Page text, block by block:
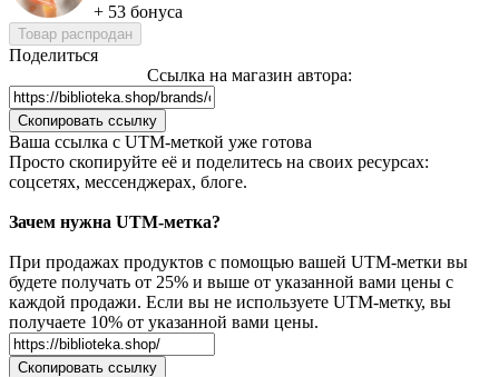
+ 53 бонуса
Товар распродан
Поделиться
Ссылка на магазин автора:
Скопировать ссылку
Ваша сcылка с UTM-меткой уже готова
Просто скопируйте её и поделитесь на своих ресурсах:
соцсетях, мессенджерах, блоге.
Зачем нужна UTM-метка?
При продажах продуктов с помощью вашей UTM-метки вы
будете получать от 25% и выше от указанной вами цены с
каждой продажи. Если вы не используете UTM-метку, вы
получаете 10% от указанной вами цены.
Скопировать ссылку